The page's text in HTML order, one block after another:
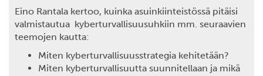
Eino Rantala kertoo, kuinka asuinkiinteistössä pitäisi
valmistautua kyberturvallisuusuhkiin mm. seuraavien
teemojen kautta:
Miten kyberturvallisuusstrategia kehitetään?
Miten kyberturvallisuutta suunnitellaan ja mikä